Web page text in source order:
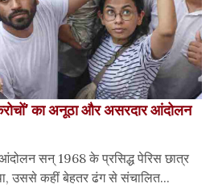
का अनूठा और असरदार आंदोलन
सन् 1968 के प्रसिद्ध पेरिस छात्र
उससे कहीं बेहतर ढंग से संचालित...